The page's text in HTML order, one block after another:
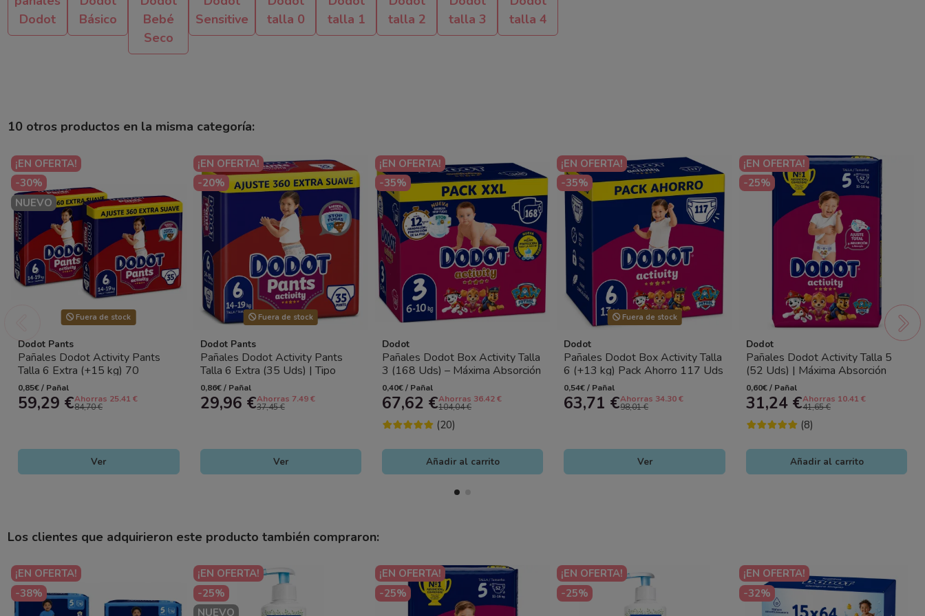
Dodot
Básico
Bebé
Seco
Sensitive
talla 0
talla 1
talla 2
talla 3
talla 4
10 otros productos en la misma categoría:
¡EN OFERTA!
-30%
NUEVO
Fuera de stock
Dodot Pants
Pañales Dodot Activity Pants
Talla 6 Extra (+15 kg) 70
Pañales (2x35) | Tipo Braguita
Bebé
0,85€ / Pañal
59,29 €Ahorras 25.41 €
84,70 €
Ver
¡EN OFERTA!
-20%
Fuera de stock
Dodot Pants
Pañales Dodot Activity Pants
Talla 6 Extra (35 Uds) | Tipo
Braguita Bebé
0,86€ / Pañal
29,96 €Ahorras 7.49 €
37,45 €
Ver
¡EN OFERTA!
-35%
Dodot
Pañales Dodot Box Activity Talla
3 (168 Uds) – Máxima Absorción
para el Uso Diario
0,40€ / Pañal
67,62 €Ahorras 36.42 €
104,04 €
(20)
Añadir al carrito
¡EN OFERTA!
-35%
Fuera de stock
Dodot
Pañales Dodot Box Activity Talla
6 (+13 kg) Pack Ahorro 117 Uds
– Máxima Absorción para...
0,54€ / Pañal
63,71 €Ahorras 34.30 €
98,01 €
Ver
¡EN OFERTA!
-25%
Dodot
Pañales Dodot Activity Talla 5
(52 Uds) | Máxima Absorción
Bebé
0,60€ / Pañal
31,24 €Ahorras 10.41 €
41,65 €
(8)
Añadir al carrito
Los clientes que adquirieron este producto también compraron:
¡EN OFERTA!
-38%
¡EN OFERTA!
-25%
NUEVO
¡EN OFERTA!
-25%
¡EN OFERTA!
-25%
¡EN OFERTA!
-32%